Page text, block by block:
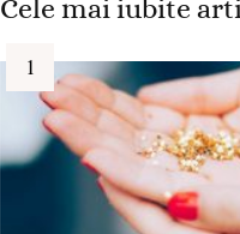
Cele mai iubite